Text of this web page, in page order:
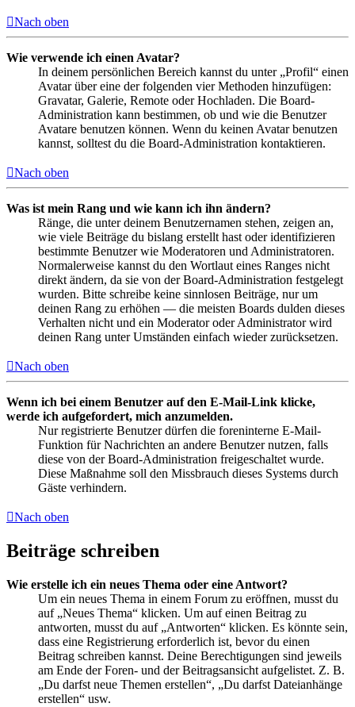
Nach oben
Wie verwende ich einen Avatar?
In deinem persönlichen Bereich kannst du unter „Profil“ einen
Avatar über eine der folgenden vier Methoden hinzufügen:
Gravatar, Galerie, Remote oder Hochladen. Die Board-
Administration kann bestimmen, ob und wie die Benutzer
Avatare benutzen können. Wenn du keinen Avatar benutzen
kannst, solltest du die Board-Administration kontaktieren.
Nach oben
Was ist mein Rang und wie kann ich ihn ändern?
Ränge, die unter deinem Benutzernamen stehen, zeigen an,
wie viele Beiträge du bislang erstellt hast oder identifizieren
bestimmte Benutzer wie Moderatoren und Administratoren.
Normalerweise kannst du den Wortlaut eines Ranges nicht
direkt ändern, da sie von der Board-Administration festgelegt
wurden. Bitte schreibe keine sinnlosen Beiträge, nur um
deinen Rang zu erhöhen — die meisten Boards dulden dieses
Verhalten nicht und ein Moderator oder Administrator wird
deinen Rang unter Umständen einfach wieder zurücksetzen.
Nach oben
Wenn ich bei einem Benutzer auf den E-Mail-Link klicke,
werde ich aufgefordert, mich anzumelden.
Nur registrierte Benutzer dürfen die foreninterne E-Mail-
Funktion für Nachrichten an andere Benutzer nutzen, falls
diese von der Board-Administration freigeschaltet wurde.
Diese Maßnahme soll den Missbrauch dieses Systems durch
Gäste verhindern.
Nach oben
Beiträge schreiben
Wie erstelle ich ein neues Thema oder eine Antwort?
Um ein neues Thema in einem Forum zu eröffnen, musst du
auf „Neues Thema“ klicken. Um auf einen Beitrag zu
antworten, musst du auf „Antworten“ klicken. Es könnte sein,
dass eine Registrierung erforderlich ist, bevor du einen
Beitrag schreiben kannst. Deine Berechtigungen sind jeweils
am Ende der Foren- und der Beitragsansicht aufgelistet. Z. B.
„Du darfst neue Themen erstellen“, „Du darfst Dateianhänge
erstellen“ usw.